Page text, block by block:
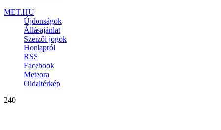
MET.HU
Újdonságok
Állásajánlat
Szerzői jogok
Honlapról
RSS
Facebook
Meteora
Oldaltérkép
240